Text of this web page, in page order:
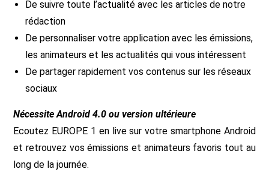
De suivre toute l’actualité avec les articles de notre
rédaction
De personnaliser votre application avec les émissions,
les animateurs et les actualités qui vous intéressent
De partager rapidement vos contenus sur les réseaux
sociaux
Nécessite Android 4.0 ou version ultérieure
Ecoutez EUROPE 1 en live sur votre smartphone Android
et retrouvez vos émissions et animateurs favoris tout au
long de la journée.